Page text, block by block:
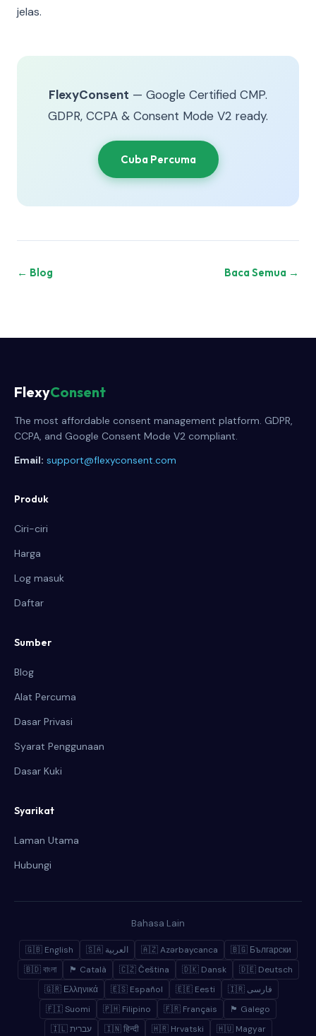
jelas.
FlexyConsent — Google Certified CMP.
GDPR, CCPA & Consent Mode V2 ready.
Cuba Percuma
← Blog Baca Semua →
FlexyConsent
The most affordable consent management platform. GDPR,
CCPA, and Google Consent Mode V2 compliant.
Email: support@flexyconsent.com
Produk
Ciri-ciri
Harga
Log masuk
Daftar
Sumber
Blog
Alat Percuma
Dasar Privasi
Syarat Penggunaan
Dasar Kuki
Syarikat
Laman Utama
Hubungi
Bahasa Lain
🇬🇧 English 🇸🇦 العربية 🇦🇿 Azərbaycanca
🇧🇬 Български
🇧🇩 বাংলা
🏴 Català 🇨🇿 Čeština 🇩🇰 Dansk
🇩🇪 Deutsch
🇬🇷 Ελληνικά
🇪🇸 Español 🇪🇪 Eesti
🇮🇷 فارسی
🇫🇮 Suomi
🇵🇭 Filipino 🇫🇷 Français
🏴 Galego
🇮🇱 עברית
🇮🇳 हिन्दी 🇭🇷 Hrvatski 🇭🇺 Magyar